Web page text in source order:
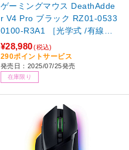
ゲーミングマウス DeathAdde
r V4 Pro ブラック RZ01-0533
0100-R3A1 ［光学式 /有線／
無線(ワイヤレス) /6ボタン /U
SB］ 【864】
¥28,980(税込)
290ポイントサービス
発売日：2025/07/25発売
在庫限り